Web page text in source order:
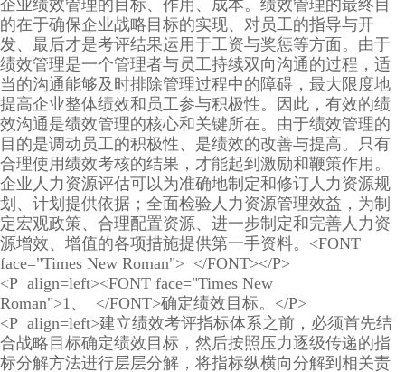
企业绩效管理的目标、作用、成本。绩效管理的最终目
的在于确保企业战略目标的实现、对员工的指导与开
发、最后才是考评结果运用于工资与奖惩等方面。由于
绩效管理是一个管理者与员工持续双向沟通的过程，适
当的沟通能够及时排除管理过程中的障碍，最大限度地
提高企业整体绩效和员工参与积极性。因此，有效的绩
效沟通是绩效管理的核心和关键所在。由于绩效管理的
目的是调动员工的积极性、是绩效的改善与提高。只有
合理使用绩效考核的结果，才能起到激励和鞭策作用。
企业人力资源评估可以为准确地制定和修订人力资源规
划、计划提供依据；全面检验人力资源管理效益，为制
定宏观政策、合理配置资源、进一步制定和完善人力资
源增效、增值的各项措施提供第一手资料。<FONT
face="Times New Roman"> </FONT></P>
<P align=left><FONT face="Times New
Roman">1、 </FONT>确定绩效目标。</P>
<P align=left>建立绩效考评指标体系之前，必须首先结
合战略目标确定绩效目标，然后按照压力逐级传递的指
标分解方法进行层层分解，将指标纵横向分解到相关责